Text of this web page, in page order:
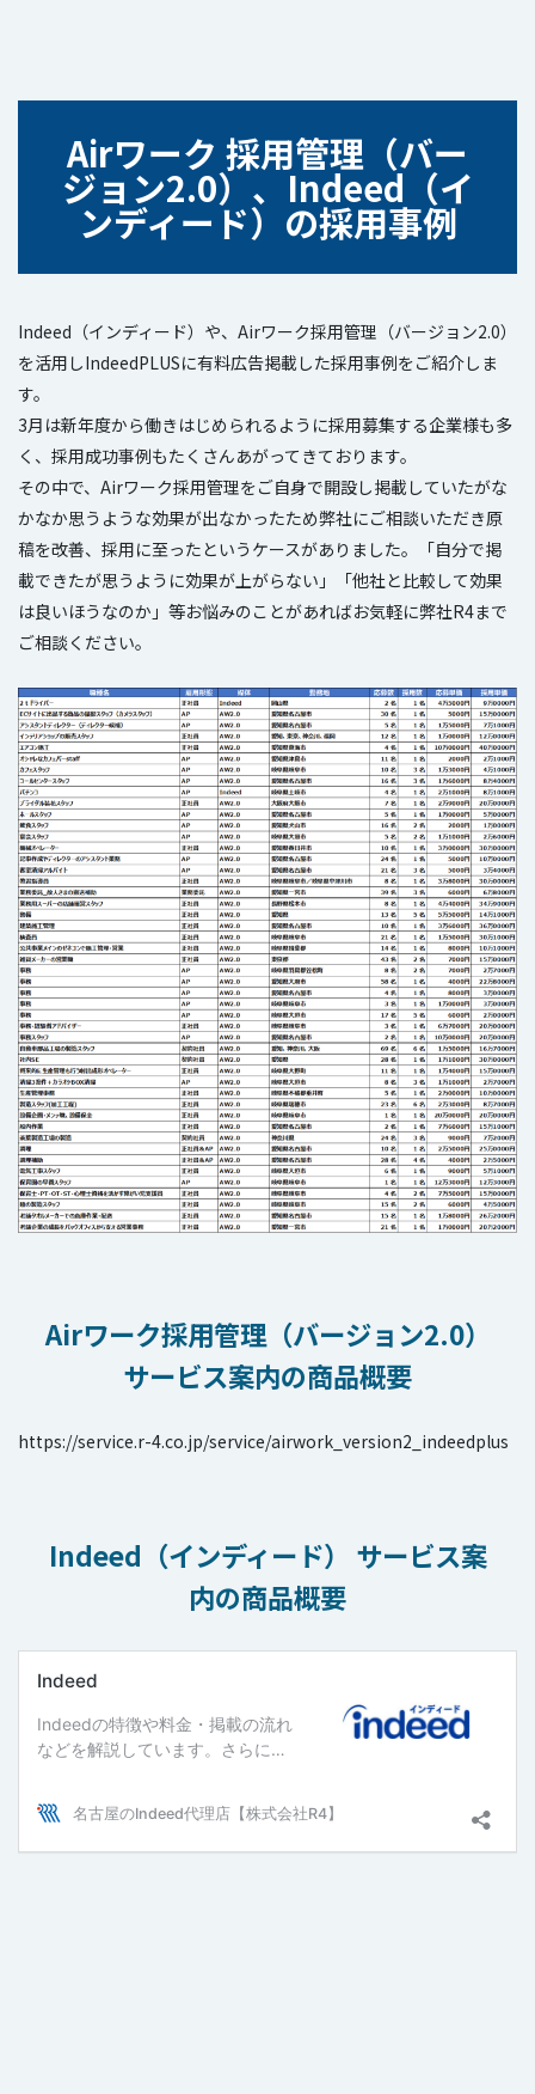
Airワーク 採用管理（バー
ジョン2.0）、Indeed（イ
ンディード）の採用事例
Indeed（インディード）や、Airワーク採用管理（バージョン2.0）
を活用しIndeedPLUSに有料広告掲載した採用事例をご紹介しま
す。
3月は新年度から働きはじめられるように採用募集する企業様も多
く、採用成功事例もたくさんあがってきております。
その中で、Airワーク採用管理をご自身で開設し掲載していたがな
かなか思うような効果が出なかったため弊社にご相談いただき原
稿を改善、採用に至ったというケースがありました。「自分で掲
載できたが思うように効果が上がらない」「他社と比較して効果
は良いほうなのか」等お悩みのことがあればお気軽に弊社R4まで
ご相談ください。
Airワーク採用管理（バージョン2.0）
サービス案内の商品概要
https://service.r-4.co.jp/service/airwork_version2_indeedplus
Indeed（インディード） サービス案
内の商品概要